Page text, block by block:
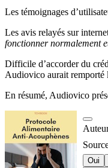
Les témoignages
Les avis relayés sur
fonctionner normalement
Difficile d’accorder du
Audiovico aurait remporté
En résumé, Audiovico
Oui